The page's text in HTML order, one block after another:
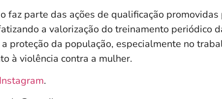
faz parte das ações de qualificação
a valorização do treinamento periódico
proteção da população, especialmente no
à violência contra a mulher.
Instagram.